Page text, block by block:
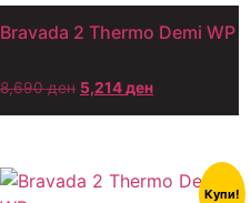
Bravada 2 Thermo Demi WP
8,690ден 5,214ден
Купи!